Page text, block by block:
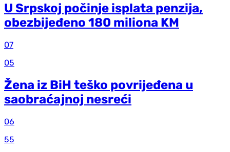
U Srpskoj počinje isplata penzija,
obezbijeđeno 180 miliona KM
07
05
Žena iz BiH teško povrijeđena u
saobraćajnoj nesreći
06
55